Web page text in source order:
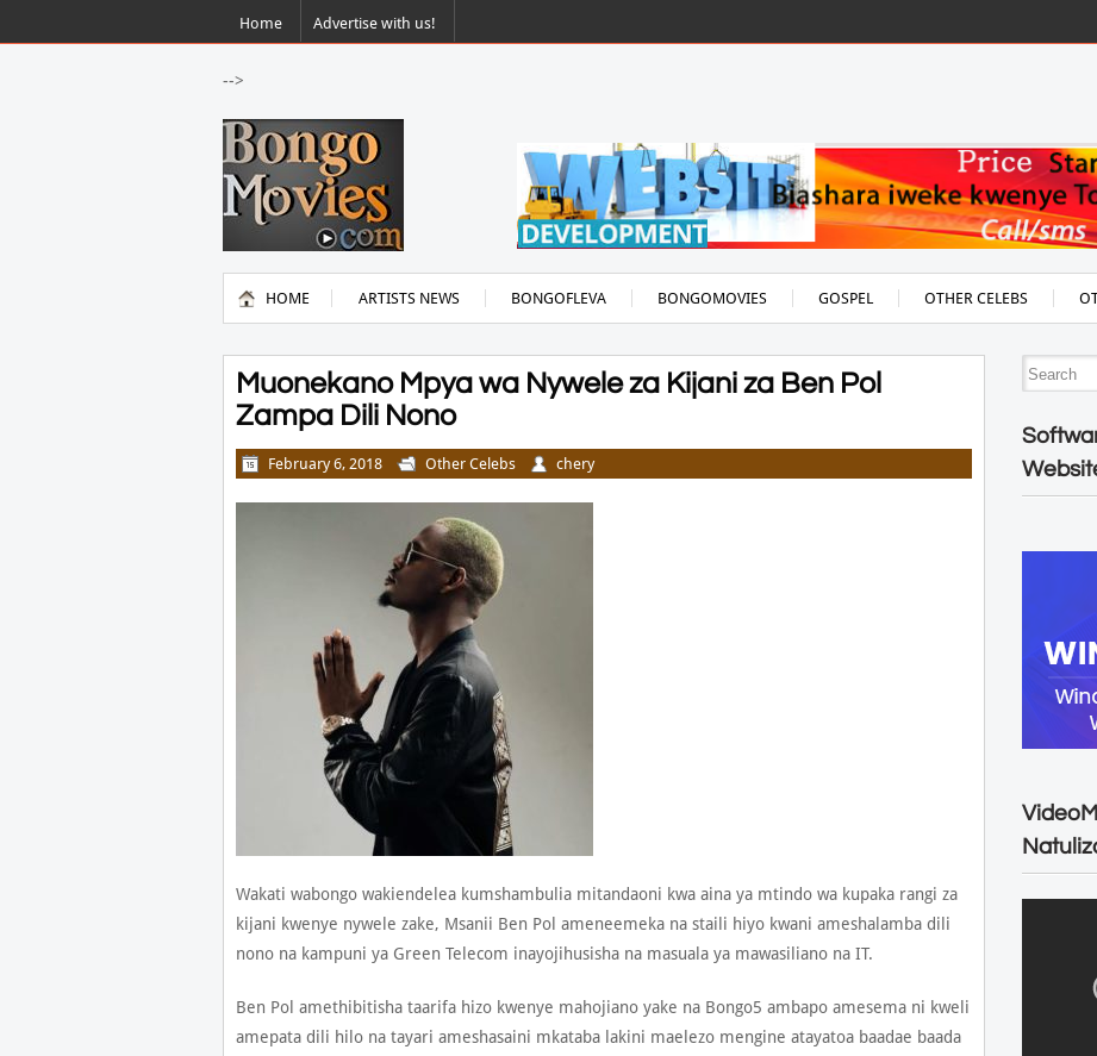
Home Advertise with us!
-->
HOME ARTISTS NEWS BONGOFLEVA BONGOMOVIES GOSPEL OTHER CELEBS
Muonekano Mpya wa Nywele za Kijani za Ben Pol
Zampa Dili Nono
February 6, 2018 Other Celebs chery
Wakati wabongo wakiendelea kumshambulia mitandaoni kwa aina ya mtindo wa kupaka rangi za
kijani kwenye nywele zake, Msanii Ben Pol ameneemeka na staili hiyo kwani ameshalamba dili
nono na kampuni ya Green Telecom inayojihusisha na masuala ya mawasiliano na IT.
Ben Pol amethibitisha taarifa hizo kwenye mahojiano yake na Bongo5 ambapo amesema ni kweli
amepata dili hilo na tayari ameshasaini mkataba lakini maelezo mengine atayatoa baadae baada